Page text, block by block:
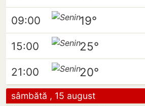
09:00 19°
15:00 25°
21:00 20°
sâmbătă , 15 august